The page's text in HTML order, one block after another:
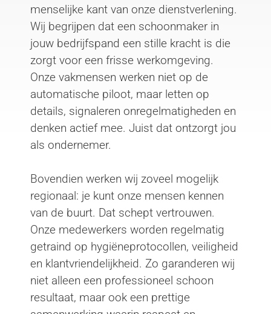
menselijke kant van onze dienstverlening.
Wij begrijpen dat een schoonmaker in
jouw bedrijfspand een stille kracht is die
zorgt voor een frisse werkomgeving.
Onze vakmensen werken niet op de
automatische piloot, maar letten op
details, signaleren onregelmatigheden en
denken actief mee. Juist dat ontzorgt jou
als ondernemer.
Bovendien werken wij zoveel mogelijk
regionaal: je kunt onze mensen kennen
van de buurt. Dat schept vertrouwen.
Onze medewerkers worden regelmatig
getraind op hygiëneprotocollen, veiligheid
en klantvriendelijkheid. Zo garanderen wij
niet alleen een professioneel schoon
resultaat, maar ook een prettige